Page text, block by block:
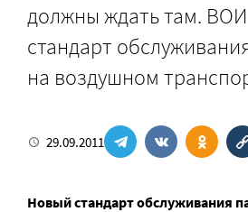
должны ждать там.
стандарт
на воздушном
29.09.2011
Новый стандарт обслуживания